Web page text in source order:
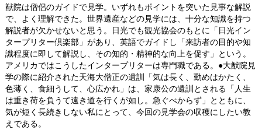
猷院は僧侶のガイドで見学。いずれもポイントを突いた見事な解説
で、よく理解できた。世界遺産などの見学には、十分な知識を持つ
解説者が欠かせないと思う。日光でも観光協会のもとに「日光イン
タープリター倶楽部」があり、英語でガイドし「来訪者の目的や知
識程度に即して解説し、その知的・精神的な向上を促す」という。
アメリカではこうしたインタープリターは専門職である。●大猷院見
学の際に紹介された天海大僧正の遺訓「気は長く、勤めはかたく、
色薄く、食細うして、心広かれ」は、家康公の遺訓とされる「人生
は重き荷を負うて遠き道を行くが如し。急ぐべからず」とともに、
気が短く長続きしない私にとって、今回の見学会の収穫にしたい教
えである。